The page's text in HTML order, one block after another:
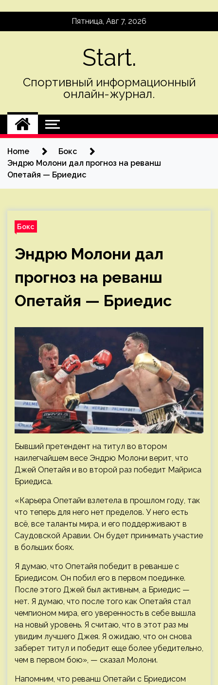
Пятница, Авг 7, 2026
Start.
Спортивный информационный
онлайн-журнал.
Home
Бокс
Эндрю Молони дал прогноз на реванш
Опетайя — Бриедис
Бокс
Эндрю Молони дал
прогноз на реванш
Опетайя — Бриедис
Бывший претендент на титул во втором
наилегчайшем весе Эндрю Молони верит, что
Джей Опетайя и во второй раз победит Майриса
Бриедиса.
«Карьера Опетайи взлетела в прошлом году, так
что теперь для него нет пределов. У него есть
всё, все таланты мира, и его поддерживают в
Саудовской Аравии. Он будет принимать участие
в больших боях.
Я думаю, что Опетайя победит в реванше с
Бриедисом. Он побил его в первом поединке.
После этого Джей был активным, а Бриедис —
нет. Я думаю, что после того как Опетайя стал
чемпионом мира, его уверенность в себе вышла
на новый уровень. Я считаю, что в этот раз мы
увидим лучшего Джея. Я ожидаю, что он снова
заберет титул и победит еще более убедительно,
чем в первом бою», — сказал Молони.
Напомним, что реванш Опетайи с Бриедисом